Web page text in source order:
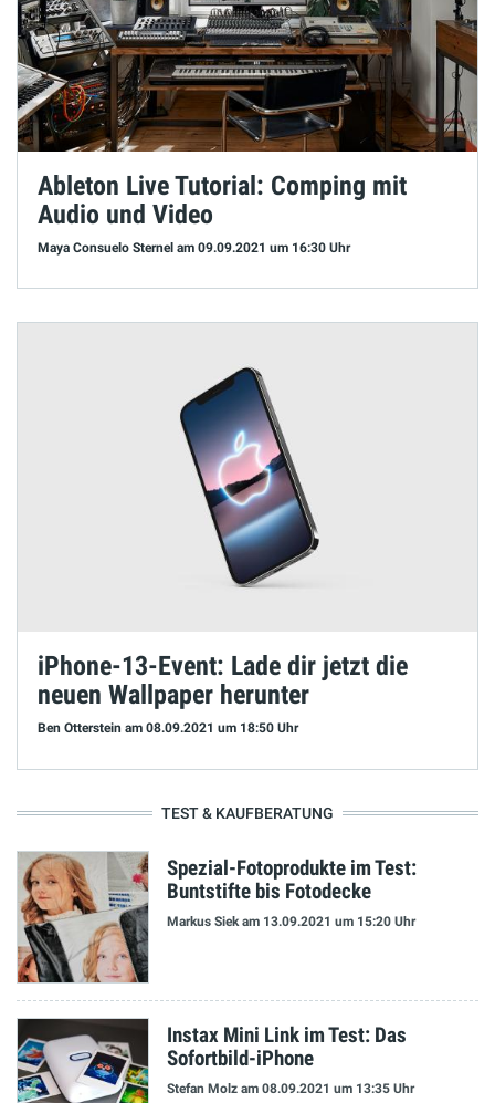
Ableton Live Tutorial: Comping mit
Audio und Video
Maya Consuelo Sternel am 09.09.2021 um 16:30 Uhr
iPhone-13-Event: Lade dir jetzt die
neuen Wallpaper herunter
Ben Otterstein am 08.09.2021 um 18:50 Uhr
TEST & KAUFBERATUNG
Spezial-Fotoprodukte im Test:
Buntstifte bis Fotodecke
Markus Siek am 13.09.2021 um 15:20 Uhr
Instax Mini Link im Test: Das
Sofortbild-iPhone
Stefan Molz am 08.09.2021 um 13:35 Uhr